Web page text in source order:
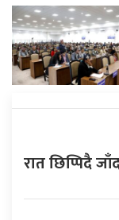
रात छिप्पिदै